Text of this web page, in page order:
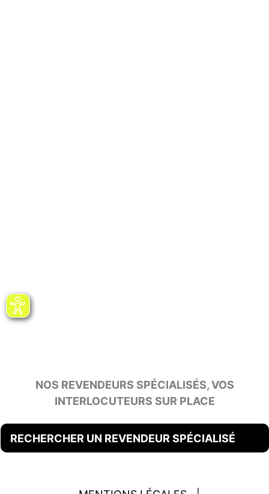
NOS REVENDEURS SPÉCIALISÉS, VOS
INTERLOCUTEURS SUR PLACE
RECHERCHER UN REVENDEUR SPÉCIALISÉ